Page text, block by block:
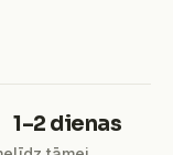
1–2 dienas